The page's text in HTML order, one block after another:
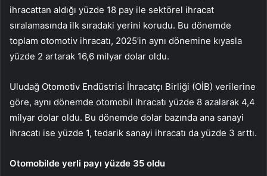
ihracattan aldığı yüzde 18 pay ile sektörel ihracat
sıralamasında ilk sıradaki yerini korudu. Bu dönemde
toplam otomotiv ihracatı, 2025’in aynı dönemine kıyasla
yüzde 2 artarak 16,6 milyar dolar oldu.
Uludağ Otomotiv Endüstrisi İhracatçı Birliği (OİB) verilerine
göre, aynı dönemde otomobil ihracatı yüzde 8 azalarak 4,4
milyar dolar oldu. Bu dönemde dolar bazında ana sanayi
ihracatı ise yüzde 1, tedarik sanayi ihracatı da yüzde 3 arttı.
Otomobilde yerli payı yüzde 35 oldu